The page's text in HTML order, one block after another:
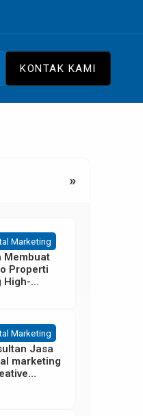
KONTAK KAMI
»
Marketing
Membuat
Properti
High-
Marketing
Jasa
marketing